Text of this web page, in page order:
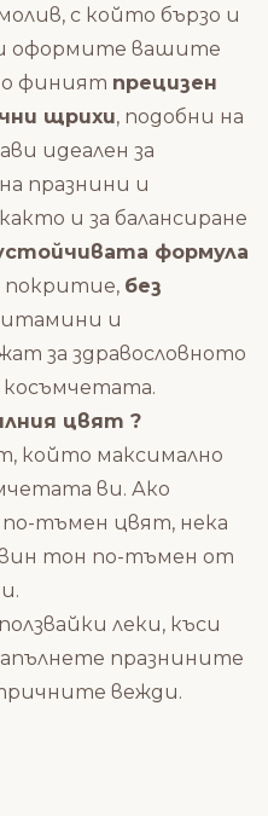
с който бързо и
оформите вашите
финият прецизен
щрихи, подобни на
идеален за
празнини и
и за балансиране
формула
покритие, без
и
за здравословното
цвят ?
който максимално
ви. Ако
по-тъмен цвят, нека
тон по-тъмен от
леки, къси
празнините
вежди.